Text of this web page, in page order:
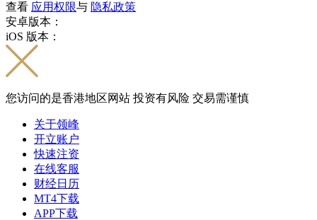
查看 应用权限与 隐私政策
安卓版本：
iOS 版本：
您访问的是香港地区网站 投资有风险 交易需谨慎
关于领峰
开立账户
快速注资
在线客服
财经日历
MT4下载
APP下载